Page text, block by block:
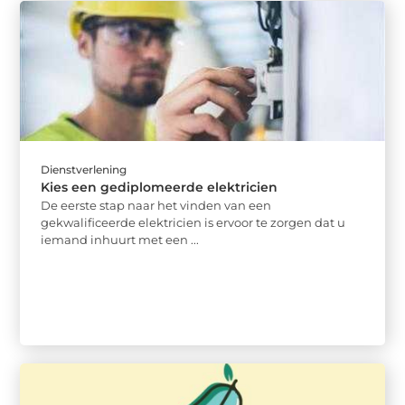
Dienstverlening
Kies een gediplomeerde elektricien
De eerste stap naar het vinden van een
gekwalificeerde elektricien is ervoor te zorgen dat u
iemand inhuurt met een ...